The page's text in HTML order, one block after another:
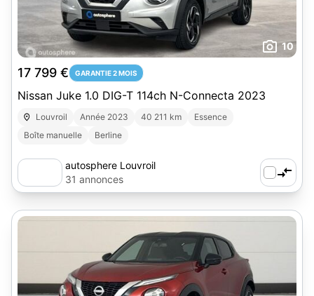
10
17 799 € GARANTIE 2 MOIS
Nissan Juke 1.0 DIG-T 114ch N-Connecta 2023
Louvroil Année 2023 40 211 km
Essence
Boîte manuelle
Berline
autosphere Louvroil
31 annonces